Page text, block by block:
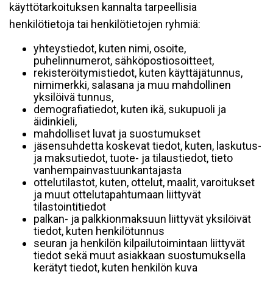
käyttötarkoituksen kannalta tarpeellisia
henkilötietoja tai henkilötietojen ryhmiä:
yhteystiedot, kuten nimi, osoite,
puhelinnumerot, sähköpostiosoitteet,
rekisteröitymistiedot, kuten käyttäjätunnus,
nimimerkki, salasana ja muu mahdollinen
yksilöivä tunnus,
demografiatiedot, kuten ikä, sukupuoli ja
äidinkieli,
mahdolliset luvat ja suostumukset
jäsensuhdetta koskevat tiedot, kuten, laskutus-
ja maksutiedot, tuote- ja tilaustiedot, tieto
vanhempainvastuunkantajasta
ottelutilastot, kuten, ottelut, maalit, varoitukset
ja muut ottelutapahtumaan liittyvät
tilastointitiedot
palkan- ja palkkionmaksuun liittyvät yksilöivät
tiedot, kuten henkilötunnus
seuran ja henkilön kilpailutoimintaan liittyvät
tiedot sekä muut asiakkaan suostumuksella
kerätyt tiedot, kuten henkilön kuva